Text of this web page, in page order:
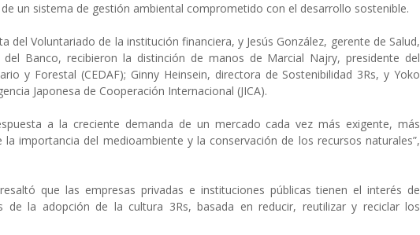
un sistema de gestión ambiental comprometido con el desarrollo sostenible.
del Voluntariado de la institución financiera, y Jesús González, gerente de Salud,
del Banco, recibieron la distinción de manos de Marcial Najry, presidente del
y Forestal (CEDAF); Ginny Heinsein, directora de Sostenibilidad 3Rs, y Yoko
Japonesa de Cooperación Internacional (JICA).
a la creciente demanda de un mercado cada vez más exigente, más
importancia del medioambiente y la conservación de los recursos naturales”,
que las empresas privadas e instituciones públicas tienen el interés de
de la adopción de la cultura 3Rs, basada en reducir, reutilizar y reciclar los